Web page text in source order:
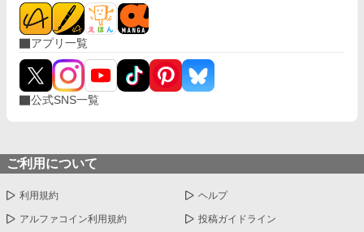
アプリ一覧
公式SNS一覧
ご利用について
利用規約 ヘルプ
アルファコイン利用規約 投稿ガイドライン